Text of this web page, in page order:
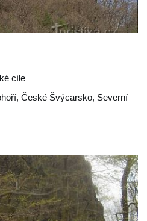
cíle
, České Švýcarsko, Severní